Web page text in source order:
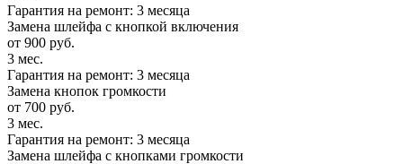
Гарантия на ремонт: 3 месяца
Замена шлейфа с кнопкой включения
от 900 руб.
3 мес.
Гарантия на ремонт: 3 месяца
Замена кнопок громкости
от 700 руб.
3 мес.
Гарантия на ремонт: 3 месяца
Замена шлейфа с кнопками громкости